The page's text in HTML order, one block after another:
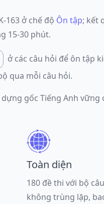
163 ở chế độ Ôn tập; kết
15-30 phút.
ở các câu hỏi để ôn tập
qua mỗi câu hỏi.
gốc Tiếng Anh vững
Toàn diện
180 đề thi với bộ
không trùng lặp,